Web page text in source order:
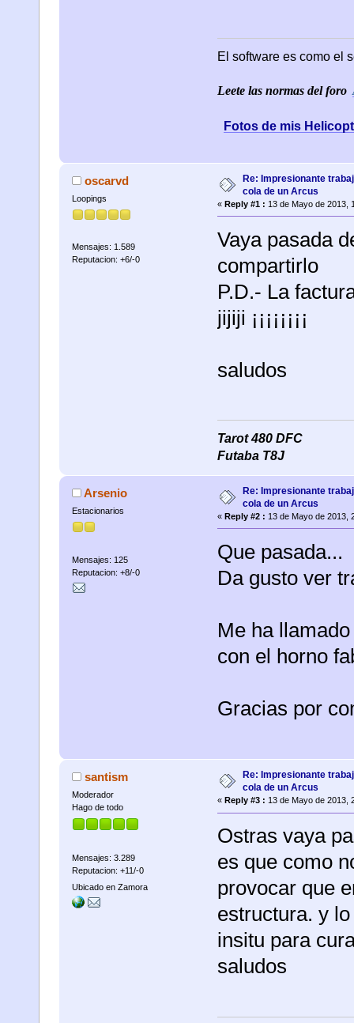
El software es como el
Leete las normas del foro
Fotos de mis
oscarvd
Loopings
Mensajes: 1.589
Reputacion: +6/-0
Re: Impresionante
cola de un Arcus
« Reply #1 : 13 de Mayo de 2013,
Vaya pasada
compartirlo
P.D.- La
jijiji ¡¡¡¡¡¡¡¡
saludos
Tarot 480 DFC
Futaba T8J
Arsenio
Estacionarios
Mensajes: 125
Reputacion: +8/-0
Re: Impresionante
cola de un Arcus
« Reply #2 : 13 de Mayo de 2013,
Que pasada...
Da gusto ver
Me ha
con el horno
Gracias por
santism
Moderador
Hago de todo
Mensajes: 3.289
Reputacion: +11/-0
Ubicado en Zamora
Re: Impresionante
cola de un Arcus
« Reply #3 : 13 de Mayo de 2013,
Ostras vaya
es que como
provocar que
estructura. y
insitu para
saludos